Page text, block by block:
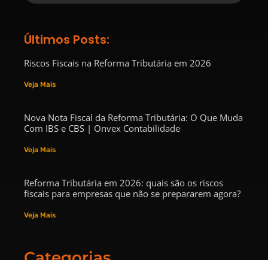
Últimos Posts:
Riscos Fiscais na Reforma Tributária em 2026
Veja Mais
Nova Nota Fiscal da Reforma Tributária: O Que Muda
Com IBS e CBS | Onvex Contabilidade
Veja Mais
Reforma Tributária em 2026: quais são os riscos
fiscais para empresas que não se prepararem agora?
Veja Mais